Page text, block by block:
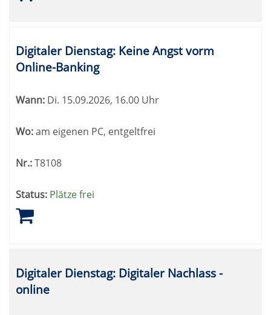
Digitaler Dienstag: Keine Angst vorm
Online-Banking
Wann: Di. 15.09.2026, 16.00 Uhr
Wo:am eigenen PC, entgeltfrei
Nr.:T8108
Status: Plätze frei
Digitaler Dienstag: Digitaler Nachlass -
online